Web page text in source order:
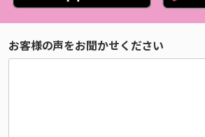
お客様の声をお聞かせください